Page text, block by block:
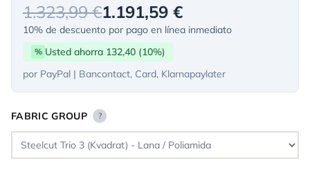
1.323,99 €1.191,59 €
10% de descuento por pago en línea inmediato
% Usted ahorra 132,40 (10%)
por PayPal | Bancontact, Card, Klarnapaylater
FABRIC GROUP ?